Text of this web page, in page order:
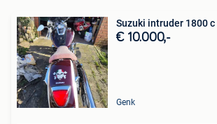
Suzuki intruder 1800 c
€ 10.000,-
Genk